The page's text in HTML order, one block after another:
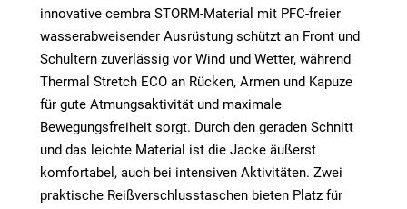
innovative cembra STORM-Material mit PFC-freier
wasserabweisender Ausrüstung schützt an Front und
Schultern zuverlässig vor Wind und Wetter, während
Thermal Stretch ECO an Rücken, Armen und Kapuze
für gute Atmungsaktivität und maximale
Bewegungsfreiheit sorgt. Durch den geraden Schnitt
und das leichte Material ist die Jacke äußerst
komfortabel, auch bei intensiven Aktivitäten. Zwei
praktische Reißverschlusstaschen bieten Platz für